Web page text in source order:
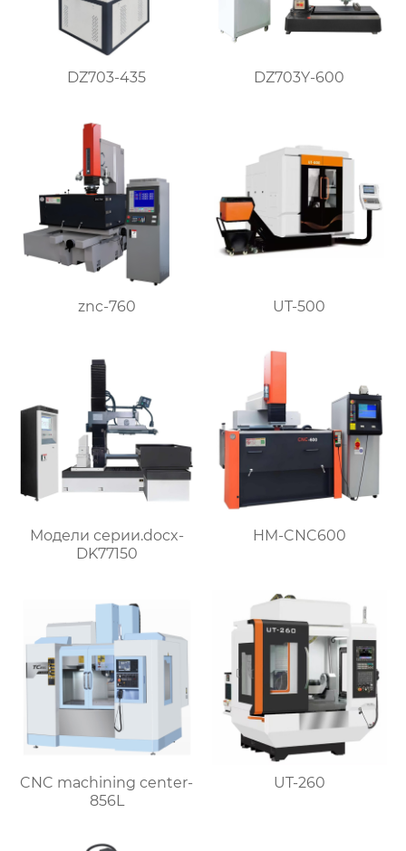
DZ703-435 DZ703Y-600
znc-760 UT-500
Модели серии.docx-
DK77150
HM-CNC600
CNC machining center-
856L
UT-260